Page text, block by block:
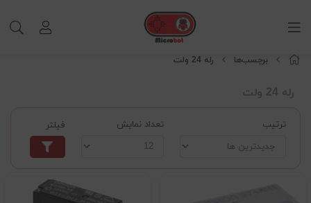
برچسب‌ها رله 24 ولت
رله 24 ولت
ترتیب تعداد نمایش فیلتر